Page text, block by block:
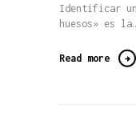
Identificar
huesos» es la…
Read more